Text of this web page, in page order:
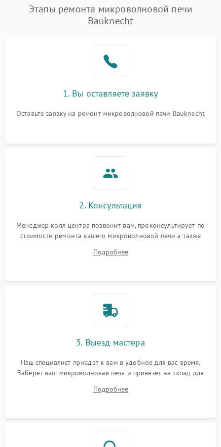
Появление запаха гари Подробнее →
2400 ₽ Подробнее →
Не горит подсветка 2000 ₽
Этапы ремонта микроволновой печи
Bauknecht
1. Вы оставляете заявку
Оставьте заявку на ремонт микроволновой печи Bauknecht
2. Консультация
Менеджер колл центра позвонит вам, проконсультирует по
стоимости ремонта вашего микроволновой печи а также
Подробнее
3. Выезд мастера
Наш специалист приедет к вам в удобное для вас время.
Заберет ваш микроволновая печь и привезет на склад для
Подробнее